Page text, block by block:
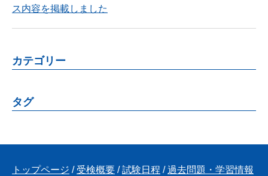
ス内容を掲載しました
カテゴリー
タグ
トップページ / 受検概要 /試験日程 /過去問題・学習情報